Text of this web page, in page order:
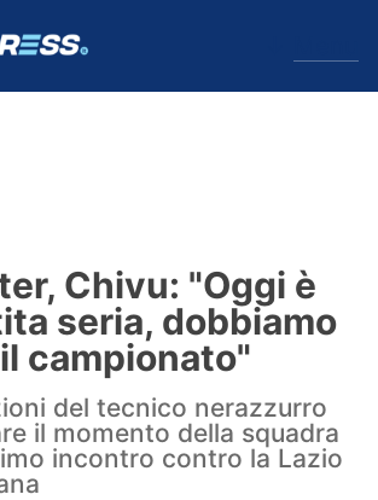
Chivu: "Oggi è
seria, dobbiamo
campionato"
del tecnico nerazzurro
il momento della squadra
incontro contro la Lazio